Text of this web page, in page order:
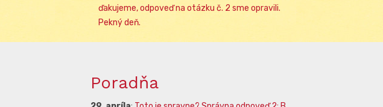
ďakujeme, odpoveď na otázku č. 2 sme opravili.
Pekný deň.
Poradňa